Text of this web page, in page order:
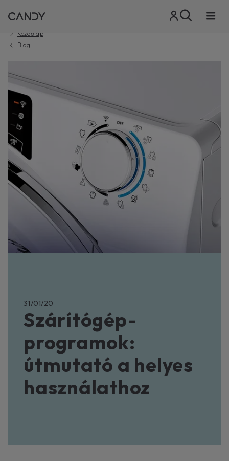
Kezdőlap
Blog
31/01/20
Szárítógép-
programok:
útmutató a helyes
használathoz